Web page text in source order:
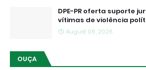
DPE-PR oferta suporte
vítimas de violência
August 06, 2026
OUÇA